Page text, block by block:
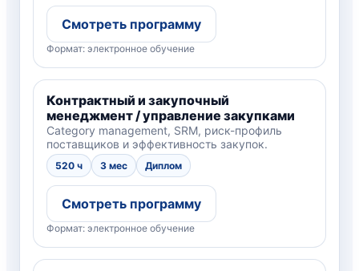
Смотреть программу
Формат: электронное обучение
Контрактный и закупочный
менеджмент / управление закупками
Category management, SRM, риск-профиль
поставщиков и эффективность закупок.
520 ч 3 мес Диплом
Смотреть программу
Формат: электронное обучение